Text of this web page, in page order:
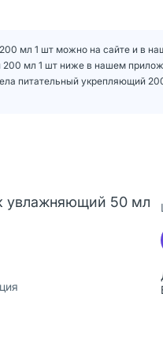
мл 1 шт можно на сайте и в
200 мл 1 шт ниже в нашем
питательный укрепляющий
увлажняющий 50 мл